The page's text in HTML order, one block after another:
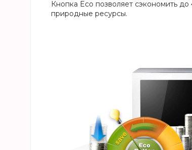
Кнопка Eco позволяет сэкономить
природные ресурсы.